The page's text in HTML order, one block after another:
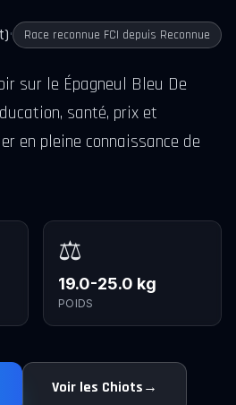
• Race reconnue FCI depuis Reconnue
sur le Épagneul Bleu De
santé, prix et
en pleine connaissance de
⚖️
19.0-25.0 kg
POIDS
Voir les Chiots→